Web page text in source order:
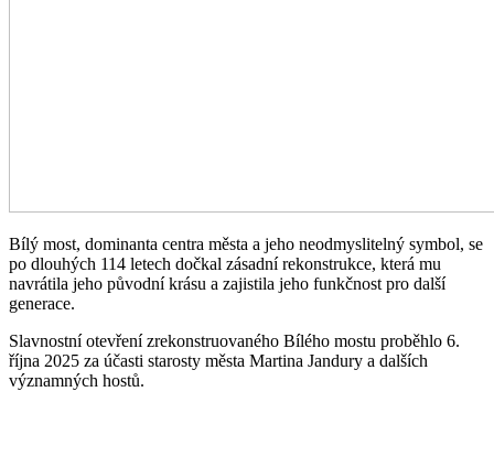
Bílý most, dominanta centra města a jeho neodmyslitelný symbol, se
po dlouhých 114 letech dočkal zásadní rekonstrukce, která mu
navrátila jeho původní krásu a zajistila jeho funkčnost pro další
generace.
Slavnostní otevření zrekonstruovaného Bílého mostu proběhlo 6.
října 2025 za účasti starosty města Martina Jandury a dalších
významných hostů.